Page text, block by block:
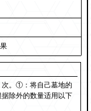
。①：将自己墓地的
除外的数量适用以下